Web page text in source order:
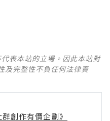
表本站的立場。因此本站對
及完整性不負任何法律責
創作有價企劃》